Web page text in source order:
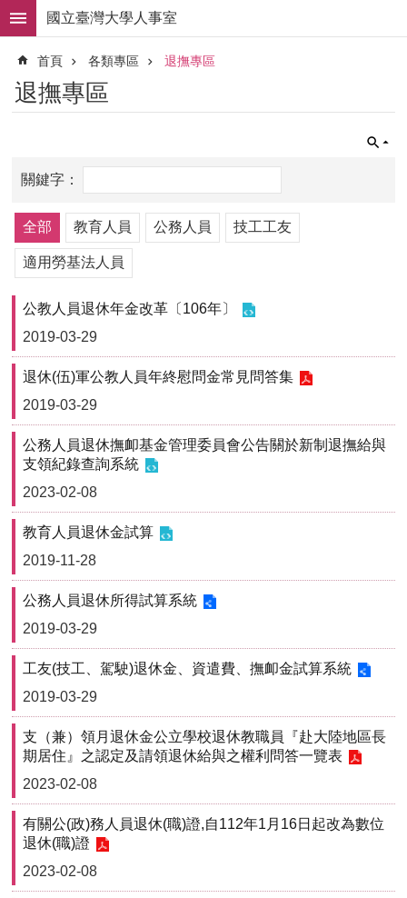
跳到主要內容區塊
進
階
搜
尋
才
組
織
職
掌
人
事
法
規
常
用
表
單
各
類
專
區
查
詢
事
項
關
網
站
臺
大
首
頁
myNTU
國立臺灣大學人事室
首頁 各類專區 退撫專區
退撫專區
全部 教育人員 公務人員 技工工友
適用勞基法人員
公教人員退休年金改革〔106年〕
2019-03-29
退休(伍)軍公教人員年終慰問金常見問答集
2019-03-29
公務人員退休撫卹基金管理委員會公告關於新制退撫給與
支領紀錄查詢系統
2023-02-08
教育人員退休金試算
2019-11-28
公務人員退休所得試算系統
2019-03-29
工友(技工、駕駛)退休金、資遣費、撫卹金試算系統
2019-03-29
支（兼）領月退休金公立學校退休教職員『赴大陸地區長
期居住』之認定及請領退休給與之權利問答一覽表
2023-02-08
有關公(政)務人員退休(職)證,自112年1月16日起改為數位
退休(職)證
2023-02-08